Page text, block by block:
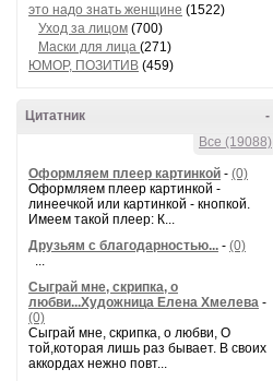
это надо знать женщине (1522)
Уход за лицом (700)
Маски для лица (271)
ЮМОР, ПОЗИТИВ (459)
-
Цитатник
Все (19088)
Оформляем плеер картинкой - (0)
Оформляем плеер картинкой -
линеечкой или картинкой - кнопкой.
Имеем такой плеер: К...
Друзьям с благодарностью... - (0)
...
Сыграй мне, скрипка, о
любви...Художница Елена Хмелева -
(0)
Сыграй мне, скрипка, о любви, О
той,которая лишь раз бывает. В своих
аккордах нежно повт...